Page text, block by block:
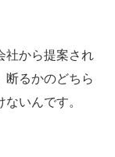
社から提案され
断るかのどちら
いんです。